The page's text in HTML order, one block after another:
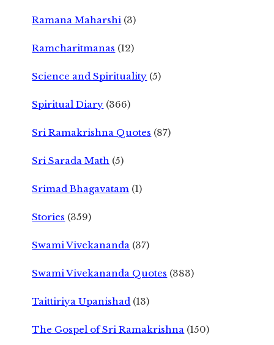
Ramana Maharshi (3)
Ramcharitmanas (12)
Science and Spirituality (5)
Spiritual Diary (366)
Sri Ramakrishna Quotes (87)
Sri Sarada Math (5)
Srimad Bhagavatam (1)
Stories (359)
Swami Vivekananda (37)
Swami Vivekananda Quotes (383)
Taittiriya Upanishad (13)
The Gospel of Sri Ramakrishna (150)